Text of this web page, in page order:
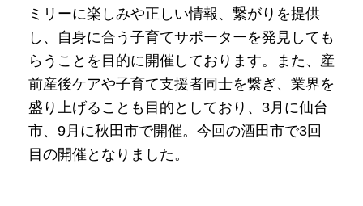
ミリーに楽しみや正しい情報、繋がりを提供
し、自身に合う子育てサポーターを発見しても
らうことを目的に開催しております。また、産
前産後ケアや子育て支援者同士を繋ぎ、業界を
盛り上げることも目的としており、3月に仙台
市、9月に秋田市で開催。今回の酒田市で3回
目の開催となりました。